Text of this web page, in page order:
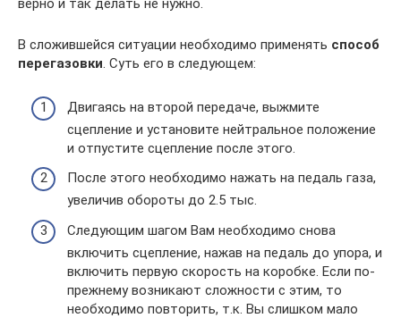
верно и так делать не нужно.
В сложившейся ситуации необходимо применять способ
перегазовки. Суть его в следующем:
Двигаясь на второй передаче, выжмите
сцепление и установите нейтральное положение
и отпустите сцепление после этого.
После этого необходимо нажать на педаль газа,
увеличив обороты до 2.5 тыс.
Следующим шагом Вам необходимо снова
включить сцепление, нажав на педаль до упора, и
включить первую скорость на коробке. Если по-
прежнему возникают сложности с этим, то
необходимо повторить, т.к. Вы слишком мало